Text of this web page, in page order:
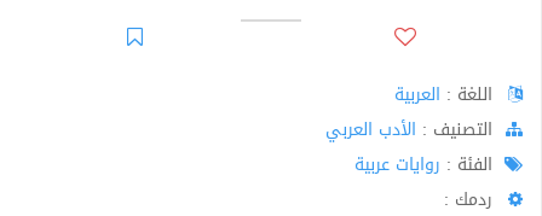
اللغة : العربية
اﻟﺘﺼﻨﻴﻒ : الأدب العربي
الفئة : روايات عربية
ردمك :